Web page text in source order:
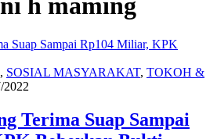
h maming
, SOSIAL MASYARAKAT, TOKOH &
2022
Terima Suap Sampai